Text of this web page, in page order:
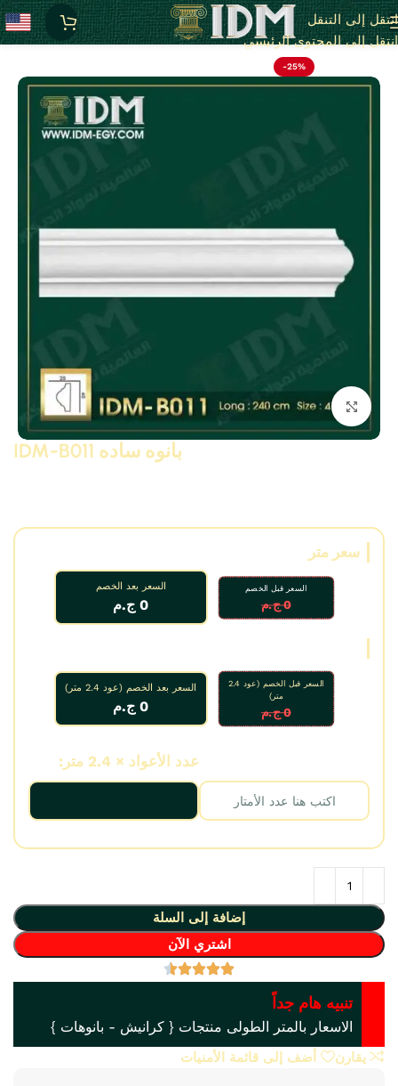
انتقل إلى التنقل
انتقل إلى المحتوى الرئيسي
الرئيسية B - بانوهات ساده
-25%
انقر للتكبير
بانوه ساده IDM-B011
سعر متر
السعر قبل الخصم
0 ج.م
السعر بعد الخصم
0 ج.م
السعر قبل الخصم (عود 2.4
متر)
0 ج.م
السعر بعد الخصم (عود 2.4 متر)
0 ج.م
عدد الأعواد × 2.4 متر:
إضافة إلى السلة
اشتري الآن
تنبيه هام جداً
الاسعار بالمتر الطولى منتجات { كرانيش - بانوهات }
يقارن أضف إلى قائمة الأمنيات